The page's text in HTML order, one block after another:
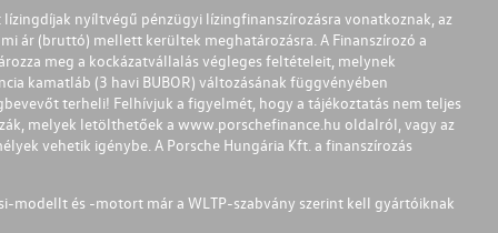
nyíltvégű pénzügyi lízingfinanszírozásra vonatkoznak, az
ár (bruttó) mellett kerültek meghatározásra. A Finanszírozó a
meg a kockázatvállalás végleges feltételeit, melynek
kamatláb (3 havi BUBOR) változásának függvényében
terheli! Felhívjuk a figyelmét, hogy a tájékoztatás nem teljes
melyek letölthetőek a www.porschefinance.hu oldalról, vagy az
vehetik igénybe. A Porsche Hungária Kft. a finanszírozás
modellt és -motort már a WLTP-szabvány szerint kell gyártóiknak